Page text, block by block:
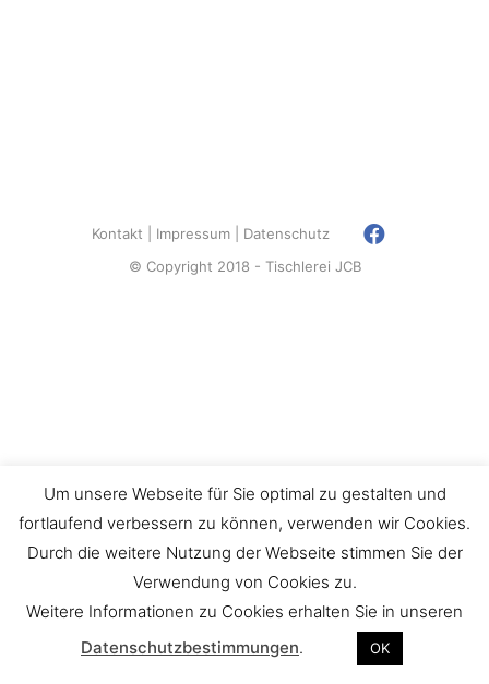
Kontakt Impressum
Datenschutz
© Copyright 2018 - Tischlerei JCB
Um unsere Webseite für Sie optimal zu gestalten und
fortlaufend verbessern zu können, verwenden wir Cookies.
Durch die weitere Nutzung der Webseite stimmen Sie der
Verwendung von Cookies zu.
Weitere Informationen zu Cookies erhalten Sie in unseren
Datenschutzbestimmungen. OK